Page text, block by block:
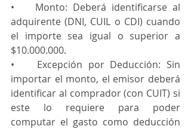
•    Monto: Deberá identificarse al
adquirente (DNI, CUIL o CDI) cuando
el importe sea igual o superior a
$10.000.000.
•    Excepción por Deducción: Sin
importar el monto, el emisor deberá
identificar al comprador (con CUIT) si
este lo requiere para poder
computar el gasto como deducción